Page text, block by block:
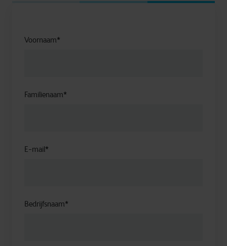
Voornaam*
Familienaam*
E-mail*
Bedrijfsnaam*